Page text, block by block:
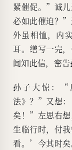
紧催促。”诚
必如此催迫？”
外虽相恤，内
耳。缮写一完
闻知此信，密告
孙子大惊：“
法》？”又想
矣！”左思右
生临行时，付
看。’今其时